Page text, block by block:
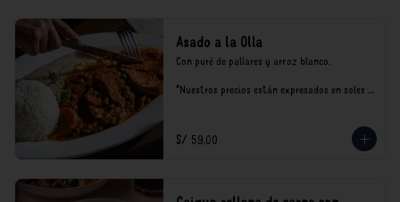
Asado a la Olla
Con puré de pallares y arroz blanco.
*Nuestros precios están expresados en soles e
S/ 59.00